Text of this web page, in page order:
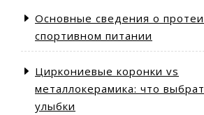
Основные сведения о
спортивном питании
Циркониевые коронки vs
металлокерамика: что
улыбки